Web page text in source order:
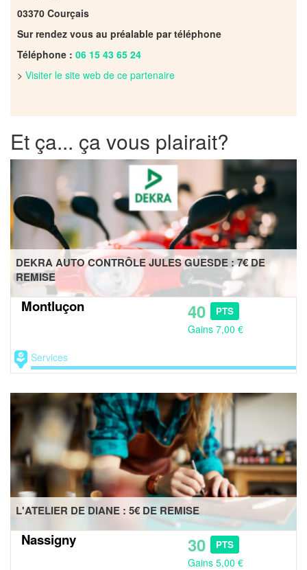
03370 Courçais
Sur rendez vous au préalable par téléphone
Téléphone : 06 15 43 65 24
> Visiter le site web de ce partenaire
Et ça... ça vous plairait?
DEKRA AUTO CONTRÔLE JULES GUESDE : 7€ DE
REMISE
Montluçon 40 PTS
Gains 7,00 €
Services
L'ATELIER DE DIANE : 5€ DE REMISE
Nassigny 30 PTS
Gains 5,00 €